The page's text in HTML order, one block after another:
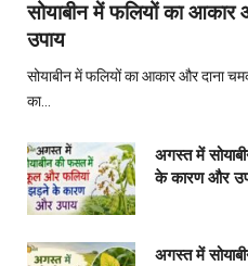
सोयाबीन में फलियों का आकार
उपाय
सोयाबीन में फलियों का आकार और दाना
का…
अगस्त में
के कारण और
अगस्त में